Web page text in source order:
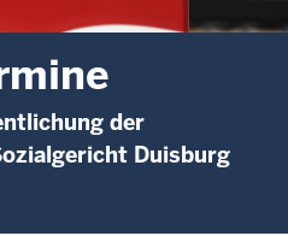
der
Duisburg